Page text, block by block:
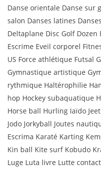
Danse orientale Danse sur
salon Danses latines
Deltaplane Disc Golf Dozen
Escrime Eveil corporel
US Force athlétique Futsal
Gymnastique artistique
rythmique Haltérophilie
hop Hockey subaquatique
Horse ball Hurling Iaïdo
Jodo Jorkyball Joutes
Escrima Karaté Karting
Kin ball Kite surf Kobudo
Luge Luta livre Lutte